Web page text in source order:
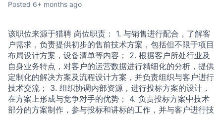
Posted 6+ months ago
该职位来源于猎聘 岗位职责： 1. 与销售进行配合，了解客
户需求，负责提供初步的售前技术方案，包括但不限于项目
布局设计方案，设备清单等内容； 2. 根据客户所处行业及
自身业务特点，对客户的运营数据进行精细化的分析，提供
定制化的解决方案及流程设计方案，并负责组织与客户进行
技术交流； 3. 组织协调内部资源，进行投标方案的设计，
在方案上形成与竞争对手的优势； 4. 负责投标方案中技术
部分的方案制作，参与投标和讲标的工作，并与客户进行技